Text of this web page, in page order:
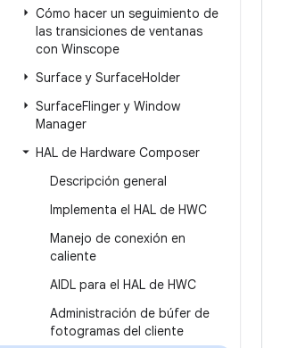
Cómo hacer un seguimiento de
las transiciones de ventanas
con Winscope
Surface y SurfaceHolder
SurfaceFlinger y Window
Manager
HAL de Hardware Composer
Descripción general
Implementa el HAL de HWC
Manejo de conexión en
caliente
AIDL para el HAL de HWC
Administración de búfer de
fotogramas del cliente